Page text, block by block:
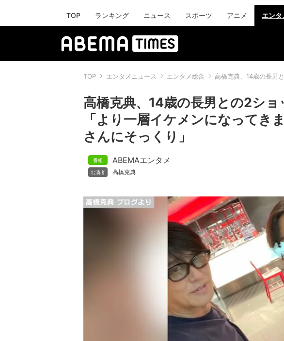
TOP ランキング ニュース スポーツ アニメ エンタ
TOP エンタメニュース エンタメ総合 高橋克典、14歳の長男
高橋克典、14歳の長男との2シ
「より一層イケメンになってき
さんにそっくり」
ABEMAエンタメ
高橋克典